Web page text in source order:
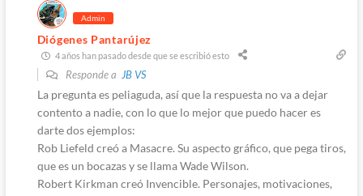
Admin
Diógenes Pantarújez
4 años han pasado desde que se escribió esto
Responde a JB VS
La pregunta es peliaguda, así que la respuesta no va a dejar
contento a nadie, con lo que lo mejor que puedo hacer es
darte dos ejemplos:
Rob Liefeld creó a Masacre. Su aspecto gráfico, que pega tiros,
que es un bocazas y se llama Wade Wilson.
Robert Kirkman creó Invencible. Personajes, motivaciones,